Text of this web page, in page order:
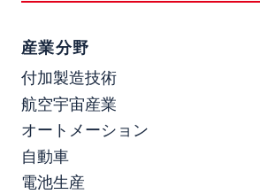
産業分野
付加製造技術
航空宇宙産業
オートメーション
自動車
電池生産